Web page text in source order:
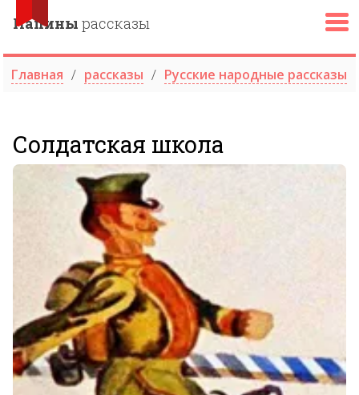
Папины рассказы
Главная рассказы Русские народные рассказы
Солдатская школа